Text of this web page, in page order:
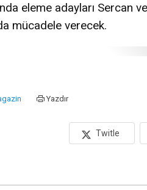
eleme adayları Sercan
mücadele verecek.
Yazdır
Twitle